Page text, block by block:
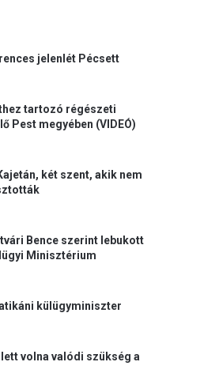
jelenlét Pécsett
tartozó régészeti
Pest megyében (VIDEÓ)
két szent, akik nem
Bence szerint lebukott
Minisztérium
külügyminiszter
volna valódi szükség a